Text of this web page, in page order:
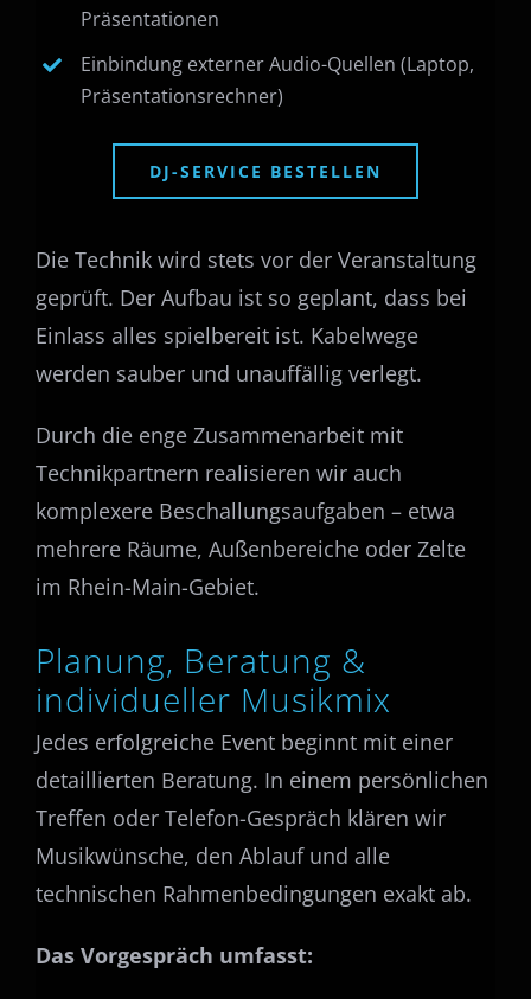
Präsentationen
Einbindung externer Audio-Quellen (Laptop,
Präsentationsrechner)
DJ-SERVICE BESTELLEN
Die Technik wird stets vor der Veranstaltung
geprüft. Der Aufbau ist so geplant, dass bei
Einlass alles spielbereit ist. Kabelwege
werden sauber und unauffällig verlegt.
Durch die enge Zusammenarbeit mit
Technikpartnern realisieren wir auch
komplexere Beschallungsaufgaben – etwa
mehrere Räume, Außenbereiche oder Zelte
im Rhein-Main-Gebiet.
Planung, Beratung &
individueller Musikmix
Jedes erfolgreiche Event beginnt mit einer
detaillierten Beratung. In einem persönlichen
Treffen oder Telefon-Gespräch klären wir
Musikwünsche, den Ablauf und alle
technischen Rahmenbedingungen exakt ab.
Das Vorgespräch umfasst: